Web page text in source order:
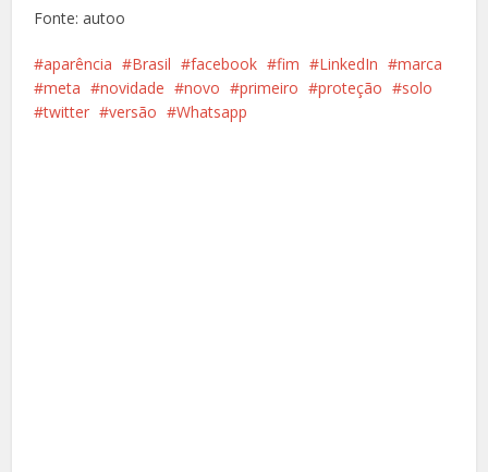
Fonte: autoo
aparência Brasil facebook fim LinkedIn
marca
meta
novidade novo primeiro proteção
solo
twitter
versão Whatsapp